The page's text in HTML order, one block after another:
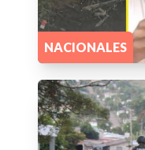
NACIONALES